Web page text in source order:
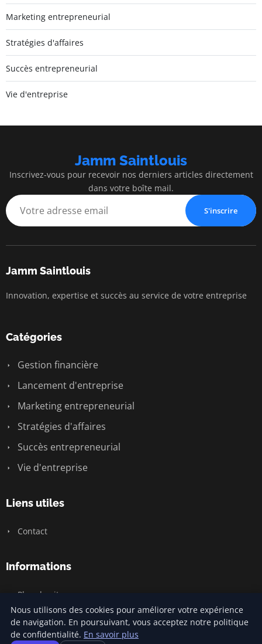
Marketing entrepreneurial
Stratégies d'affaires
Succès entrepreneurial
Vie d'entreprise
Jamm Saintlouis
Inscrivez-vous pour recevoir nos derniers articles directement
dans votre boîte mail.
S'inscrire
Jamm Saintlouis
Innovation, expertise et succès au service de votre entreprise
Catégories
Gestion financière
Lancement d'entreprise
Marketing entrepreneurial
Stratégies d'affaires
Succès entrepreneurial
Vie d'entreprise
Liens utiles
Contact
Informations
Plan du site
Nous utilisons des cookies pour améliorer votre expérience
de navigation. En poursuivant, vous acceptez notre politique
de confidentialité. En savoir plus